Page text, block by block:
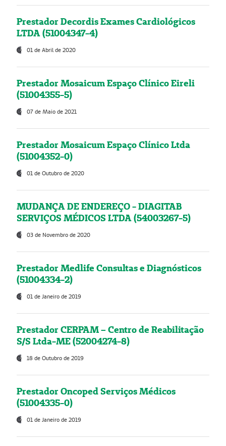
Prestador Decordis Exames Cardiológicos
LTDA (51004347-4)
01 de Abril de 2020
Prestador Mosaicum Espaço Clínico Eireli
(51004355-5)
07 de Maio de 2021
Prestador Mosaicum Espaço Clínico Ltda
(51004352-0)
01 de Outubro de 2020
MUDANÇA DE ENDEREÇO - DIAGITAB
SERVIÇOS MÉDICOS LTDA (54003267-5)
03 de Novembro de 2020
Prestador Medlife Consultas e Diagnósticos
(51004334-2)
01 de Janeiro de 2019
Prestador CERPAM – Centro de Reabilitação
S/S Ltda-ME (52004274-8)
18 de Outubro de 2019
Prestador Oncoped Serviços Médicos
(51004335-0)
01 de Janeiro de 2019